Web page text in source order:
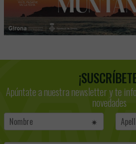
Apúntate a nuestra newsletter y te
novedades